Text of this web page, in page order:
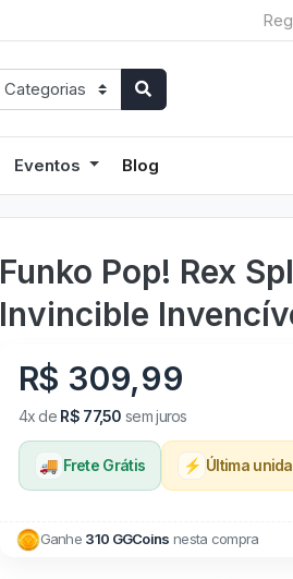
Eventos Blog
Funko Pop! Rex
Invincible
R$ 309,99
4x de R$ 77,50 sem juros
🚚 Frete Grátis ⚡ Última
Ganhe 310 GGCoins nesta compra